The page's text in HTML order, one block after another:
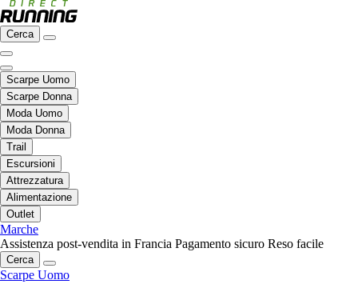
Cerca
Scarpe Uomo
Scarpe Donna
Moda Uomo
Moda Donna
Trail
Escursioni
Attrezzatura
Alimentazione
Outlet
Marche
Assistenza post-vendita in Francia Pagamento sicuro Reso facile
Cerca
Scarpe Uomo